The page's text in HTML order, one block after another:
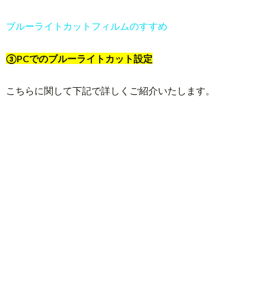
ブルーライトカットフィルムのすすめ
③PCでのブルーライトカット設定
こちらに関して下記で詳しくご紹介いたします。